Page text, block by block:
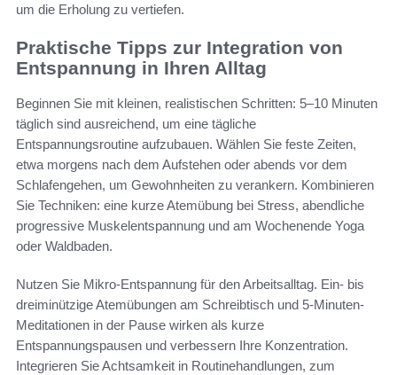
um die Erholung zu vertiefen.
Praktische Tipps zur Integration von
Entspannung in Ihren Alltag
Beginnen Sie mit kleinen, realistischen Schritten: 5–10 Minuten
täglich sind ausreichend, um eine tägliche
Entspannungsroutine aufzubauen. Wählen Sie feste Zeiten,
etwa morgens nach dem Aufstehen oder abends vor dem
Schlafengehen, um Gewohnheiten zu verankern. Kombinieren
Sie Techniken: eine kurze Atemübung bei Stress, abendliche
progressive Muskelentspannung und am Wochenende Yoga
oder Waldbaden.
Nutzen Sie Mikro-Entspannung für den Arbeitsalltag. Ein- bis
dreiminützige Atemübungen am Schreibtisch und 5‑Minuten-
Meditationen in der Pause wirken als kurze
Entspannungspausen und verbessern Ihre Konzentration.
Integrieren Sie Achtsamkeit in Routinehandlungen, zum